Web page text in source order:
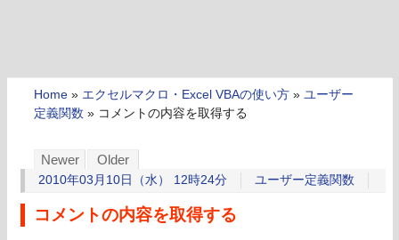
Home » エクセルマクロ・Excel VBAの使い方 » ユーザー
定義関数 » コメントの内容を取得する
Newer Older
2010年03月10日（水） 12時24分 ユーザー定義関数
コメントの内容を取得する